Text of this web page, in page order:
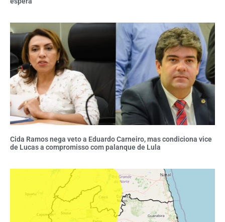
Cida Ramos nega veto a Eduardo Carneiro, mas condiciona vice
de Lucas a compromisso com palanque de Lula